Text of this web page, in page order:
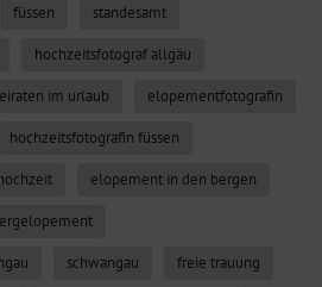
füssen standesamt
hochzeitsfotograf allgäu
im urlaub elopementfotografin
hochzeitsfotografin füssen
elopement in den bergen
schwangau freie trauung